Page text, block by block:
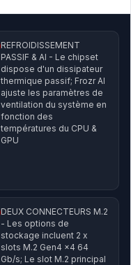
REFROIDISSEMENT
PASSIF & AI - Le chipset
dispose d'un dissipateur
thermique passif; Frozr AI
ajuste les paramètres de
ventilation du système en
fonction des
températures du CPU &
GPU
DEUX CONNECTEURS M.2
- Les options de
stockage incluent 2 x
slots M.2 Gen4 x4 64
Gb/s; Le slot M.2 principal